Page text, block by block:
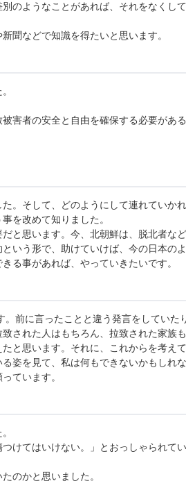
のようなことがあれば、それをなくし
聞などで知識を得たいと思います。
害者の安全と自由を確保する必要がある
。そして、どのようにして連れていか
を改めて知りました。
思います。今、北朝鮮は、脱北者な
いう形で、助けていけば、今の日本の
る事があれば、やっていきたいです。
前に言ったことと違う発言をしていた
された人はもちろん、拉致された家族
と思います。それに、これからを考え
姿を見て、私は何もできないかもしれ
ています。
けてはいけない。」とおっしゃられて
のかと思いました。